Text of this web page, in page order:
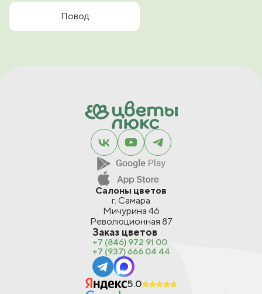
Повод
Салоны цветов
г. Самара
Мичурина 46
Революционная 87
Заказ цветов
+7 (846) 972 91 00
+7 (937) 666 04 44
5.0